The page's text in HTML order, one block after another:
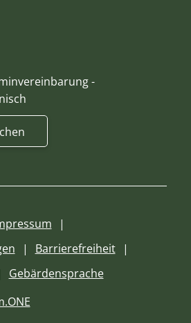
-
Barrierefreiheit
Gebärdensprache